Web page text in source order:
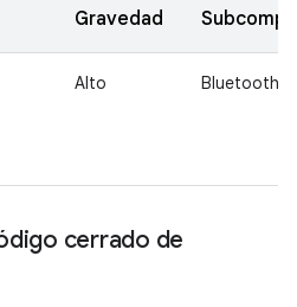
Gravedad
Alto Bluetooth
cerrado de